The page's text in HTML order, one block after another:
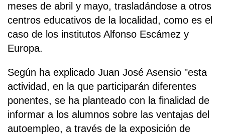
meses de abril y mayo, trasladándose a otros
centros educativos de la localidad, como es el
caso de los institutos Alfonso Escámez y
Europa.
Según ha explicado Juan José Asensio "esta
actividad, en la que participarán diferentes
ponentes, se ha planteado con la finalidad de
informar a los alumnos sobre las ventajas del
autoempleo, a través de la exposición de